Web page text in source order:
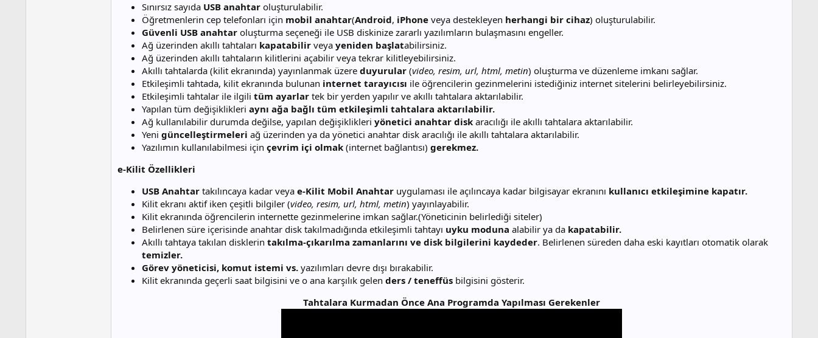
Sınırsız sayıda USB anahtar oluşturulabilir.
Öğretmenlerin cep telefonları için mobil anahtar(Android, iPhone veya destekleyen herhangi bir cihaz) oluşturulabilir.
Güvenli USB anahtar oluşturma seçeneği ile USB diskinize zararlı yazılımların bulaşmasını engeller.
Ağ üzerinden akıllı tahtaları kapatabilir veya yeniden başlatabilirsiniz.
Ağ üzerinden akıllı tahtaların kilitlerini açabilir veya tekrar kilitleyebilirsiniz.
Akıllı tahtalarda (kilit ekranında) yayınlanmak üzere duyurular (video, resim, url, html, metin) oluşturma ve düzenleme imkanı sağlar.
Etkileşimli tahtada, kilit ekranında bulunan internet tarayıcısı ile öğrencilerin gezinmelerini istediğiniz internet sitelerini belirleyebilirsiniz.
Etkileşimli tahtalar ile ilgili tüm ayarlar tek bir yerden yapılır ve akıllı tahtalara aktarılabilir.
Yapılan tüm değişiklikleri aynı ağa bağlı tüm etkileşimli tahtalara aktarılabilir.
Ağ kullanılabilir durumda değilse, yapılan değişiklikleri yönetici anahtar disk aracılığı ile akıllı tahtalara aktarılabilir.
Yeni güncelleştirmeleri ağ üzerinden ya da yönetici anahtar disk aracılığı ile akıllı tahtalara aktarılabilir.
Yazılımın kullanılabilmesi için çevrim içi olmak (internet bağlantısı) gerekmez.
e-Kilit Özellikleri
USB Anahtar takılıncaya kadar veya e-Kilit Mobil Anahtar uygulaması ile açılıncaya kadar bilgisayar ekranını kullanıcı etkileşimine kapatır.
Kilit ekranı aktif iken çeşitli bilgiler (video, resim, url, html, metin) yayınlayabilir.
Kilit ekranında öğrencilerin internette gezinmelerine imkan sağlar.(Yöneticinin belirlediği siteler)
Belirlenen süre içerisinde anahtar disk takılmadığında etkileşimli tahtayı uyku moduna alabilir ya da kapatabilir.
Akıllı tahtaya takılan disklerin takılma-çıkarılma zamanlarını ve disk bilgilerini kaydeder. Belirlenen süreden daha eski kayıtları otomatik olarak
temizler.
Görev yöneticisi, komut istemi vs. yazılımları devre dışı bırakabilir.
Kilit ekranında geçerli saat bilgisini ve o ana karşılık gelen ders / teneffüs bilgisini gösterir.
Tahtalara Kurmadan Önce Ana Programda Yapılması Gerekenler